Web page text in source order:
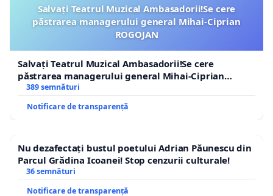
Salvați Teatrul Muzical Ambasadorii!Se cere
păstrarea managerului general Mihai-Ciprian
ROGOJAN
Salvați Teatrul Muzical Ambasadorii!Se cere
păstrarea managerului general Mihai-Ciprian
ROGOJAN
389 semnături
Notificare de transparență
Nu dezafectați bustul poetului Adrian Păunescu din
Parcul Grădina Icoanei! Stop cenzurii culturale!
36 semnături
Notificare de transparență